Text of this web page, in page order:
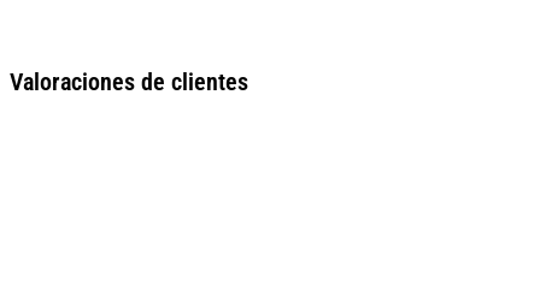
Valoraciones de clientes